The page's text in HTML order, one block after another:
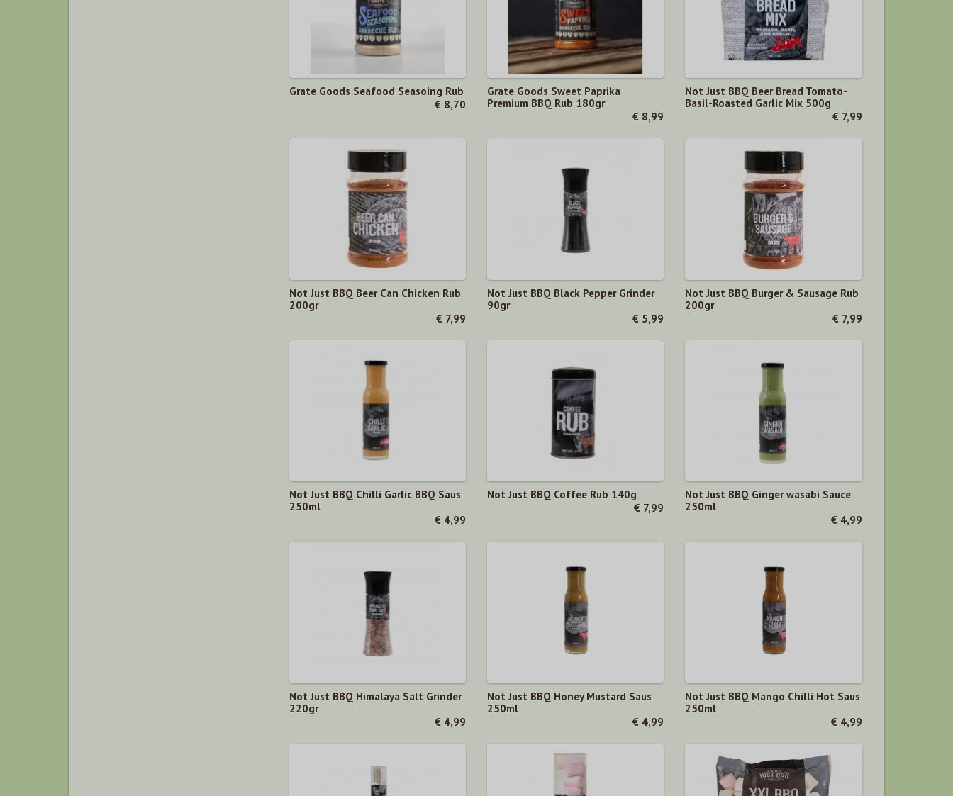
Grate Goods Seafood Seasoing Rub
€ 8,70
Grate Goods Sweet Paprika
Premium BBQ Rub 180gr
€ 8,99
Not Just BBQ Beer Bread Tomato-
Basil-Roasted Garlic Mix 500g
€ 7,99
Not Just BBQ Beer Can Chicken Rub
200gr
€ 7,99
Not Just BBQ Black Pepper Grinder
90gr
€ 5,99
Not Just BBQ Burger & Sausage Rub
200gr
€ 7,99
Not Just BBQ Chilli Garlic BBQ Saus
250ml
€ 4,99
Not Just BBQ Coffee Rub 140g
€ 7,99
Not Just BBQ Ginger wasabi Sauce
250ml
€ 4,99
Not Just BBQ Himalaya Salt Grinder
220gr
€ 4,99
Not Just BBQ Honey Mustard Saus
250ml
€ 4,99
Not Just BBQ Mango Chilli Hot Saus
250ml
€ 4,99